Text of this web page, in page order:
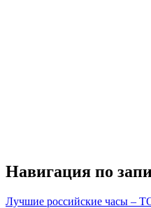
Навигация по
Лучшие российские часы –